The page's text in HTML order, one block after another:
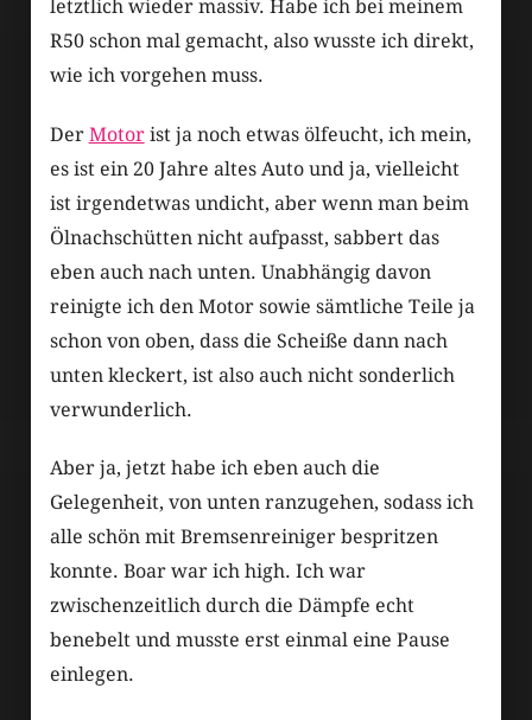
letztlich wieder massiv. Habe ich bei meinem
R50 schon mal gemacht, also wusste ich direkt,
wie ich vorgehen muss.
Der Motorist ja noch etwas ölfeucht, ich mein,
es ist ein 20 Jahre altes Auto und ja, vielleicht
ist irgendetwas undicht, aber wenn man beim
Ölnachschütten nicht aufpasst, sabbert das
eben auch nach unten. Unabhängig davon
reinigte ich den Motor sowie sämtliche Teile ja
schon von oben, dass die Scheiße dann nach
unten kleckert, ist also auch nicht sonderlich
verwunderlich.
Aber ja, jetzt habe ich eben auch die
Gelegenheit, von unten ranzugehen, sodass ich
alle schön mit Bremsenreiniger bespritzen
konnte. Boar war ich high. Ich war
zwischenzeitlich durch die Dämpfe echt
benebelt und musste erst einmal eine Pause
einlegen.